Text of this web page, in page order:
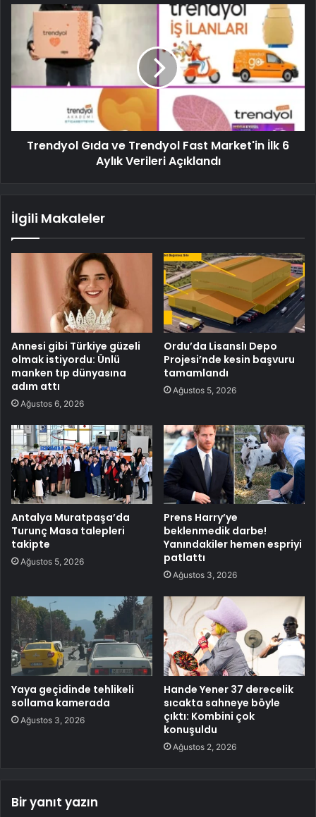
Trendyol Gıda ve Trendyol Fast Market'in İlk 6
Aylık Verileri Açıklandı
İlgili Makaleler
Annesi gibi Türkiye güzeli
olmak istiyordu: Ünlü
manken tıp dünyasına
adım attı
Ağustos 6, 2026
Ordu’da Lisanslı Depo
Projesi’nde kesin başvuru
tamamlandı
Ağustos 5, 2026
Antalya Muratpaşa’da
Turunç Masa talepleri
takipte
Ağustos 5, 2026
Prens Harry’ye
beklenmedik darbe!
Yanındakiler hemen espriyi
patlattı
Ağustos 3, 2026
Yaya geçidinde tehlikeli
sollama kamerada
Ağustos 3, 2026
Hande Yener 37 derecelik
sıcakta sahneye böyle
çıktı: Kombini çok
konuşuldu
Ağustos 2, 2026
Bir yanıt yazın